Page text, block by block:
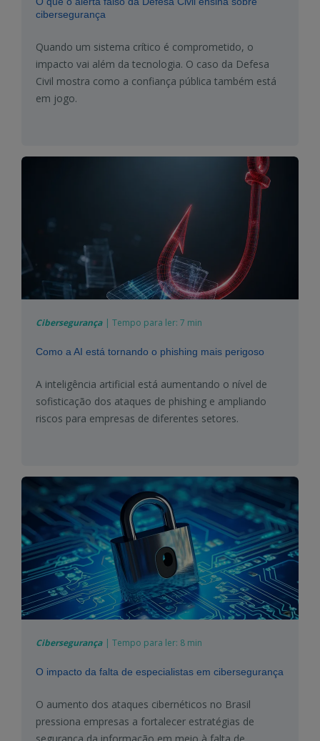
cibersegurança
Quando um sistema crítico é comprometido, o
impacto vai além da tecnologia. O caso da Defesa
Civil mostra como a confiança pública também está
em jogo.
Cibersegurança | Tempo para ler: 7 min
Como a AI está tornando o phishing mais perigoso
A inteligência artificial está aumentando o nível de
sofisticação dos ataques de phishing e ampliando
riscos para empresas de diferentes setores.
Cibersegurança | Tempo para ler: 8 min
O impacto da falta de especialistas em cibersegurança
O aumento dos ataques cibernéticos no Brasil
pressiona empresas a fortalecer estratégias de